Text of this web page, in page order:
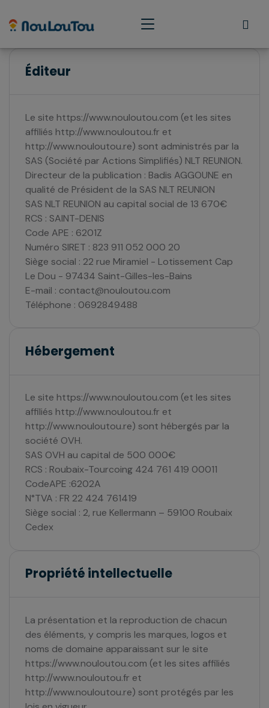
Éditeur
Le site https://www.nouloutou.com (et les sites
affiliés http://www.nouloutou.fr et
http://www.nouloutou.re) sont administrés par la
SAS (Société par Actions Simplifiés) NLT REUNION.
Directeur de la publication : Badis AGGOUNE en
qualité de Président de la SAS NLT REUNION
SAS NLT REUNION au capital social de 13 670€
RCS : SAINT-DENIS
Code APE : 6201Z
Numéro SIRET : 823 911 052 000 20
Siège social : 22 rue Miramiel - Lotissement Cap
Le Dou - 97434 Saint-Gilles-les-Bains
E-mail : contact@nouloutou.com
Téléphone : 0692849488
Hébergement
Le site https://www.nouloutou.com (et les sites
affiliés http://www.nouloutou.fr et
http://www.nouloutou.re) sont hébergés par la
société OVH.
SAS OVH au capital de 500 000€
RCS : Roubaix-Tourcoing 424 761 419 00011
CodeAPE :6202A
N°TVA : FR 22 424 761419
Siège social : 2, rue Kellermann – 59100 Roubaix
Cedex
Propriété intellectuelle
La présentation et la reproduction de chacun
des éléments, y compris les marques, logos et
noms de domaine apparaissant sur le site
https://www.nouloutou.com (et les sites affiliés
http://www.nouloutou.fr et
http://www.nouloutou.re) sont protégés par les